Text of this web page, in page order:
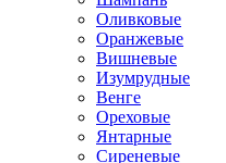
Оливковые
Оранжевые
Вишневые
Изумрудные
Венге
Ореховые
Янтарные
Сиреневые